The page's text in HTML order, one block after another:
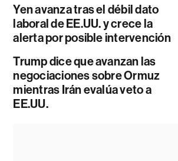
Yen avanza tras el débil dato
laboral de EE.UU. y crece la
alerta por posible intervención
Trump dice que avanzan las
negociaciones sobre Ormuz
mientras Irán evalúa veto a
EE.UU.